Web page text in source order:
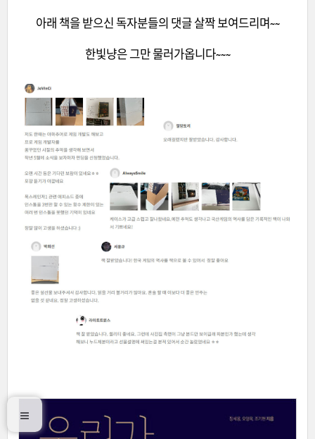
아래 책을 받으신 독자분들의 댓글 살짝 보여드리며~~
한빛냥은 그만 물러가옵니다~~~